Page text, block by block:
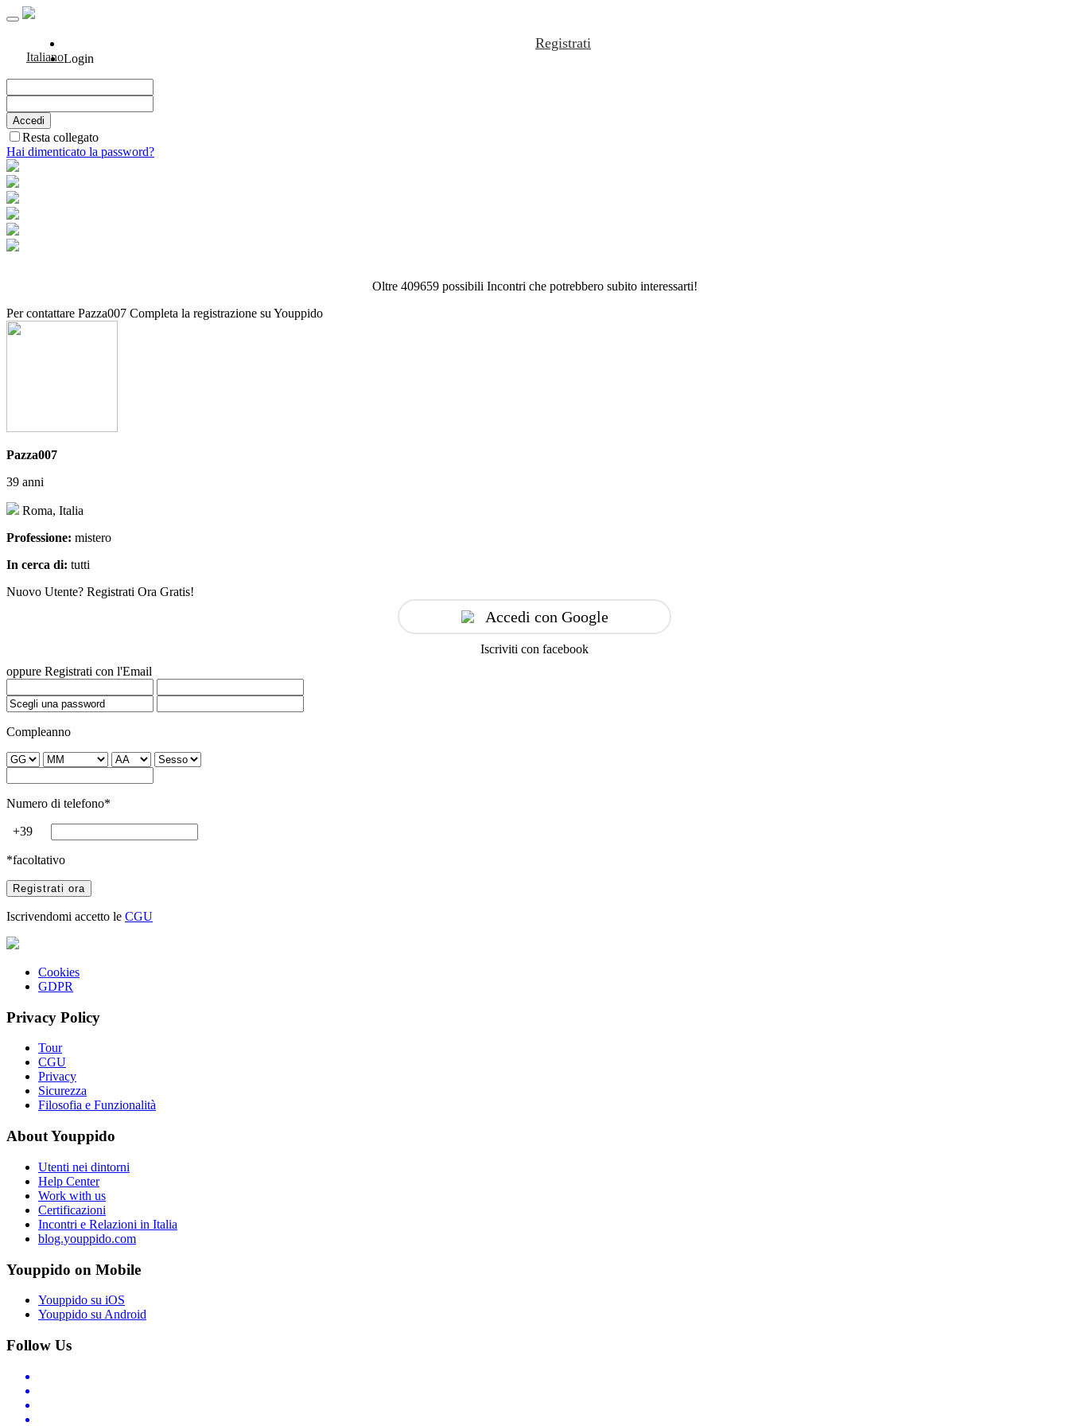
Italiano
Registrati
Login
Resta collegato
Hai dimenticato la password?
Oltre 409659 possibili Incontri che potrebbero subito interessarti!
Per contattare Pazza007 Completa la registrazione su Youppido
Pazza007
39 anni
Roma, Italia
Professione: mistero
In cerca di: tutti
Nuovo Utente? Registrati Ora Gratis!
Accedi con Google
Iscriviti con facebook
oppure Registrati con l'Email
Compleanno
Numero di telefono*
+39
*facoltativo
Iscrivendomi accetto le CGU
Cookies
GDPR
Privacy Policy
Tour
CGU
Privacy
Sicurezza
Filosofia e Funzionalità
About Youppido
Utenti nei dintorni
Help Center
Work with us
Certificazioni
Incontri e Relazioni in Italia
blog.youppido.com
Youppido on Mobile
Youppido su iOS
Youppido su Android
Follow Us